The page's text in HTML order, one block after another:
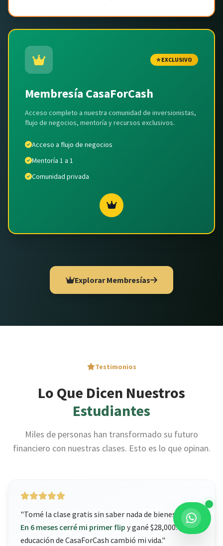
⭐ EXCLUSIVO
Membresía CasaForCash
Acceso completo a nuestra comunidad de inversionistas,
flujo de negocios, mentoría y recursos exclusivos.
Acceso a flujo de negocios
Mentoría 1 a 1
Comunidad privada
Explorar Membresías
Testimonios
Lo Que Dicen Nuestros
Estudiantes
Miles de personas han transformado su futuro
financiero con nuestras clases. Esto es lo que opinan.
"Tomé la clase gratis sin saber nada de bienes raíces.
En 6 meses cerré mi primer flip y gané $28,000. La
educación de CasaForCash cambió mi vida."